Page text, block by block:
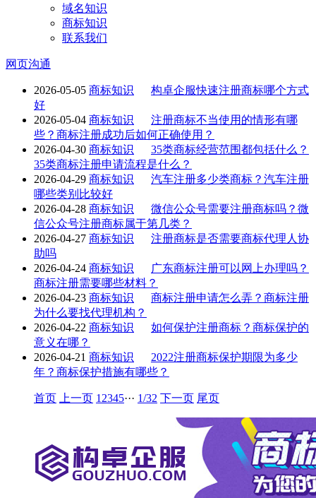
域名知识
商标知识
联系我们
网页沟通
2026-05-05 商标知识
构卓企服快速注册商标哪个方式
好
2026-05-04 商标知识
注册商标不当使用的情形有哪
些？商标注册成功后如何正确使用？
2026-04-30 商标知识
35类商标经营范围都包括什么？
35类商标注册申请流程是什么？
2026-04-29 商标知识
汽车注册多少类商标？汽车注册
哪些类别比较好
2026-04-28 商标知识
微信公众号需要注册商标吗？微
信公众号注册商标属于第几类？
2026-04-27 商标知识
注册商标是否需要商标代理人协
助吗
2026-04-24 商标知识
广东商标注册可以网上办理吗？
商标注册需要哪些材料？
2026-04-23 商标知识
商标注册申请怎么弄？商标注册
为什么要找代理机构？
2026-04-22 商标知识
如何保护注册商标？商标保护的
意义在哪？
2026-04-21 商标知识
2022注册商标保护期限为多少
年？商标保护措施有哪些？
首页 上一页 1 2345··· 1/32 下一页 尾页